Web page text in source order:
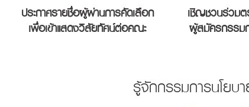
ประกาศรายชื่อผู้ผ่านการคัดเลือก
เพื่อเข้าแสดงวิสัยทัศน์ต่อคณะ
เชิญชวนร่วม
ผู้สมัครกรรม
รู้จักกรรมการนโยบ